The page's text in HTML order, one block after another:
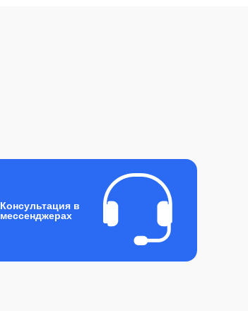
Консультация в
мессенджерах